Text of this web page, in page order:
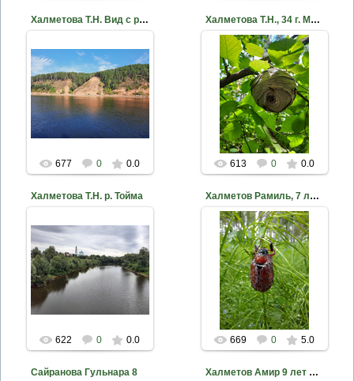
Халметова Т.Н. Вид с р.Кама, 35 лет
2020-10-18
nkama
677 0 0.0
Халметова Т.Н., 34 г. МБУ ДО ДЭБЦ ЕМР РТ Улей диких пчел
2020-10-18
Комментарий
редактора:
Очевидно, что на фото
не улей диких пчёл, а
гнездо ос, их видно на
фото
nkama
613 0 0.0
Халметова Т.Н. р. Тойма
2020-10-18
nkama
622 0 0.0
Халметов Рамиль, 7 лет МБУ ДО ДЭБЦ ЕМР РТ Жучок в Танайск...
2020-10-18
nkama
669 0 5.0
Сайранова Гульнара 8 Халметов Амир 9 лет МБУ ДО ДЭБЦ ЕМР РТ Богомол в Малом Бору